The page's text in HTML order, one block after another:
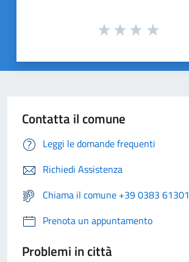
Contatta il comune
Leggi le domande frequenti
Richiedi Assistenza
Chiama il comune +39 0383 61301
Prenota un appuntamento
Problemi in città